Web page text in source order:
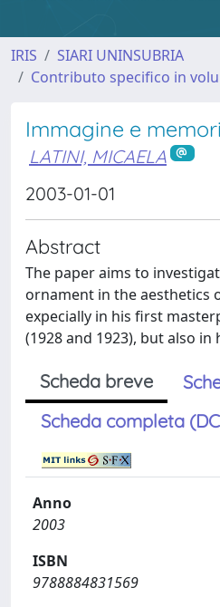
IRIS
SIARI UNINSUBRIA
Contributo specifico in
Immagine e
LATINI, MICAELA
2003-01-01
Abstract
The paper aims to
ornament in the aesthetics
expecially in his first
(1928 and 1923), but also in
Scheda breve
Scheda completa
Anno
2003
ISBN
9788884831569